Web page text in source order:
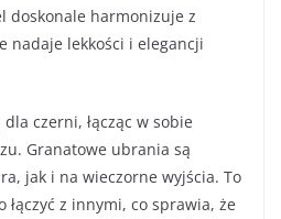
doskonale harmonizuje z
nadaje lekkości i elegancji
czerni, łącząc w sobie
Granatowe ubrania są
jak i na wieczorne wyjścia. To
łączyć z innymi, co sprawia, że